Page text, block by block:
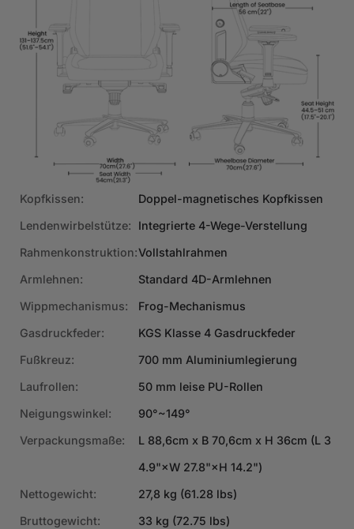
Kopfkissen:
Doppel-magnetisches Kopfkissen
Lendenwirbelstütze:
Integrierte 4-Wege-Verstellung
Rahmenkonstruktion:Vollstahlrahmen
Armlehnen:
Standard 4D-Armlehnen
Wippmechanismus:
Frog-Mechanismus
Gasdruckfeder:
KGS Klasse 4 Gasdruckfeder
Fußkreuz:
700 mm Aluminiumlegierung
Laufrollen:
50 mm leise PU-Rollen
Neigungswinkel:
90°~149°
Verpackungsmaße:
L 88,6cm x B 70,6cm x H 36cm (L 3
4.9"×W 27.8"×H 14.2")
Nettogewicht:
27,8 kg (61.28 lbs)
Bruttogewicht:
33 kg (72.75 lbs)